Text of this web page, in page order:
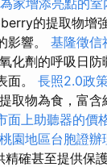
為家增添亮點的室
的提取物增
影響。 基隆徵信
化劑的呼吸日防
面。 長照2.0政
取物為食，富含
面上助聽器的價
桃園地區台胞證辦
精確甚至提供保